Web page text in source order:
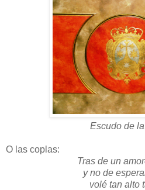
Escudo de
O las coplas:
Tras de un
y no de
volé tan alto